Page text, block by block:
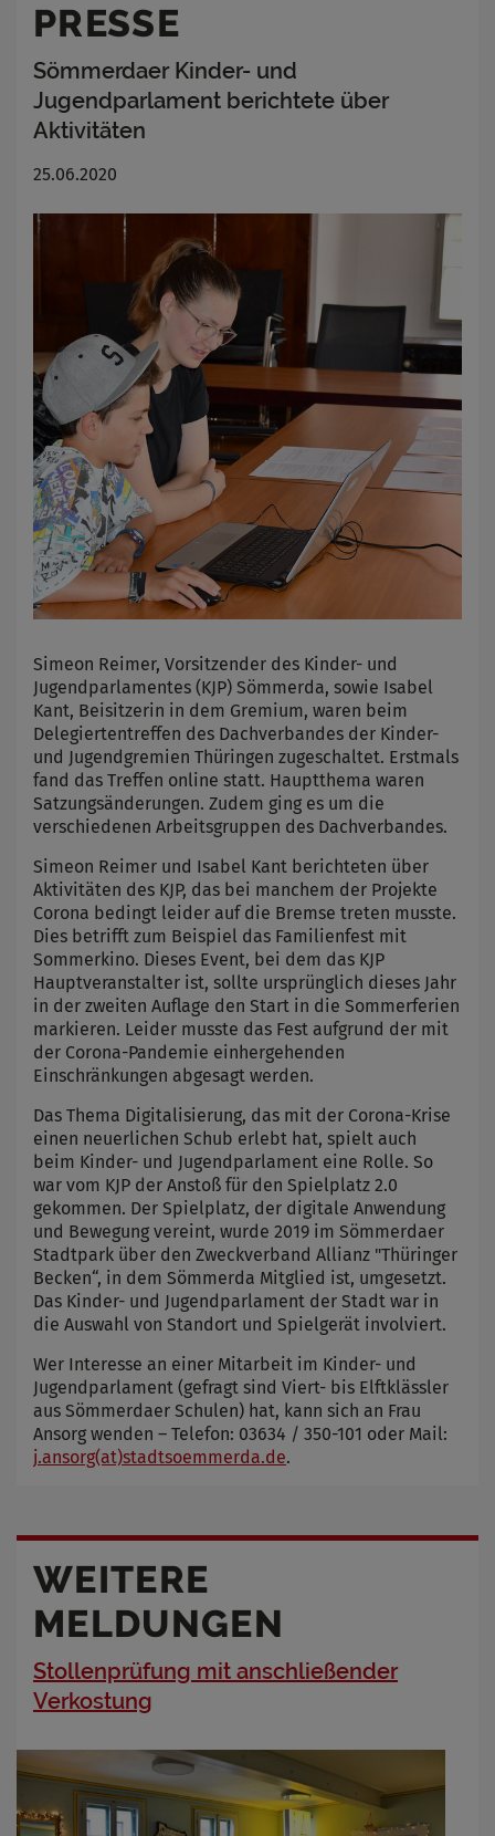
PRESSE
Sömmerdaer Kinder- und
Jugendparlament berichtete über
Aktivitäten
25.06.2020
Simeon Reimer, Vorsitzender des Kinder- und
Jugendparlamentes (KJP) Sömmerda, sowie Isabel
Kant, Beisitzerin in dem Gremium, waren beim
Delegiertentreffen des Dachverbandes der Kinder-
und Jugendgremien Thüringen zugeschaltet. Erstmals
fand das Treffen online statt. Hauptthema waren
Satzungsänderungen. Zudem ging es um die
verschiedenen Arbeitsgruppen des Dachverbandes.
Simeon Reimer und Isabel Kant berichteten über
Aktivitäten des KJP, das bei manchem der Projekte
Corona bedingt leider auf die Bremse treten musste.
Dies betrifft zum Beispiel das Familienfest mit
Sommerkino. Dieses Event, bei dem das KJP
Hauptveranstalter ist, sollte ursprünglich dieses Jahr
in der zweiten Auflage den Start in die Sommerferien
markieren. Leider musste das Fest aufgrund der mit
der Corona-Pandemie einhergehenden
Einschränkungen abgesagt werden.
Das Thema Digitalisierung, das mit der Corona-Krise
einen neuerlichen Schub erlebt hat, spielt auch
beim Kinder- und Jugendparlament eine Rolle. So
war vom KJP der Anstoß für den Spielplatz 2.0
gekommen. Der Spielplatz, der digitale Anwendung
und Bewegung vereint, wurde 2019 im Sömmerdaer
Stadtpark über den Zweckverband Allianz "Thüringer
Becken“, in dem Sömmerda Mitglied ist, umgesetzt.
Das Kinder- und Jugendparlament der Stadt war in
die Auswahl von Standort und Spielgerät involviert.
Wer Interesse an einer Mitarbeit im Kinder- und
Jugendparlament (gefragt sind Viert- bis Elftklässler
aus Sömmerdaer Schulen) hat, kann sich an Frau
Ansorg wenden – Telefon: 03634 / 350-101 oder Mail:
j.ansorg(at)stadtsoemmerda.de.
WEITERE
MELDUNGEN
Stollenprüfung mit anschließender
Verkostung